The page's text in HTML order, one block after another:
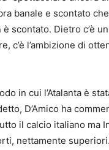
banale e scontato
scontato. Dietro c’è
c’è l’ambizione di
in cui l’Atalanta è
D’Amico ha
il calcio italiano ma
nettamente